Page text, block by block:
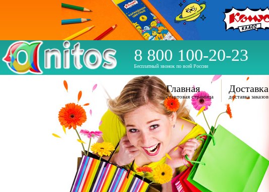
8 800 100-20-23
Бесплатный звонок по всей России
Главная
стартовая страница
Доставка
доставка заказов